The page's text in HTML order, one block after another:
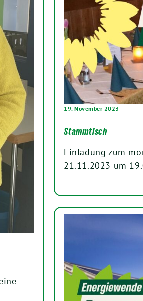
19. November 2023
Stammtisch
Einladung zum
21.11.2023 um